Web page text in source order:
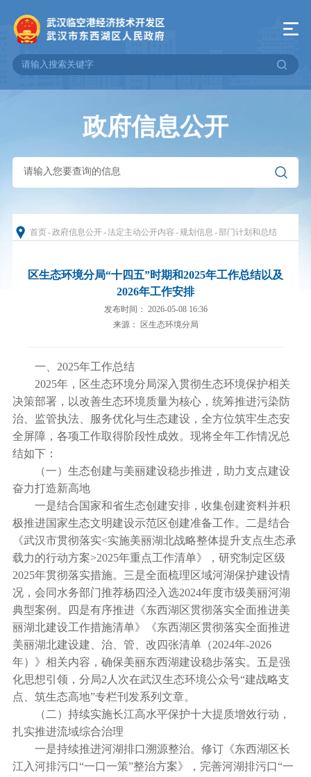
政府信息公开
首页-政府信息公开-法定主动公开内容 -规划信息 -部门计划和总结
区生态环境分局“十四五”时期和2025年工作总结以及
2026年工作安排
发布时间： 2026-05-08 16:36
来源： 区生态环境分局
一、2025年工作总结
2025年，区生态环境分局深入贯彻生态环境保护相关
决策部署，以改善生态环境质量为核心，统筹推进污染防
治、监管执法、服务优化与生态建设，全方位筑牢生态安
全屏障，各项工作取得阶段性成效。现将全年工作情况总
结如下：
（一）生态创建与美丽建设稳步推进，助力支点建设
奋力打造新高地
一是结合国家和省生态创建安排，收集创建资料并积
极推进国家生态文明建设示范区创建准备工作。二是结合
《武汉市贯彻落实<实施美丽湖北战略整体提升支点生态承
载力的行动方案>2025年重点工作清单》，研究制定区级
2025年贯彻落实措施。三是全面梳理区域河湖保护建设情
况，会同水务部门推荐杨四泾入选2024年度市级美丽河湖
典型案例。四是有序推进《东西湖区贯彻落实全面推进美
丽湖北建设工作措施清单》《东西湖区贯彻落实全面推进
美丽湖北建设建、治、管、改四张清单（2024年-2026
年）》相关内容，确保美丽东西湖建设稳步落实。五是强
化思想引领，分局2人次在武汉生态环境公众号“建战略支
点、筑生态高地”专栏刊发系列文章。
（二）持续实施长江高水平保护十大提质增效行动，
扎实推进流域综合治理
一是持续推进河湖排口溯源整治。修订《东西湖区长
江入河排污口“一口一策”整治方案》，完善河湖排污口“一